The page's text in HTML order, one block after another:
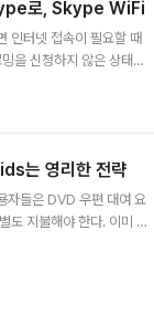
로, Skype WiFi
인터넷 접속이 필요할 때
을 신청하지 않은 상태라
라와 달리 해외에선 Wi-F
원치않는 커피를 사서 마
서비스인 Skype에는 Sk
. 랩톱(PC)용으로 제공
크레딧을 이용하는 유료
는 영리한 전략
들은 DVD 우편 대여 요
도 지불해야 한다. 이미 신
스트리밍 서비스 유료